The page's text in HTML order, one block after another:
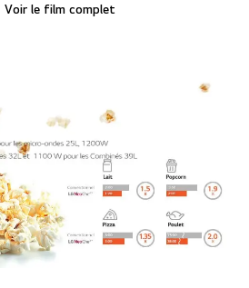
Voir le film complet